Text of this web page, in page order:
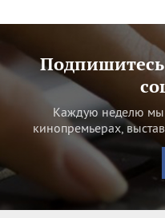
Каждую неделю мы
кинопремьерах,